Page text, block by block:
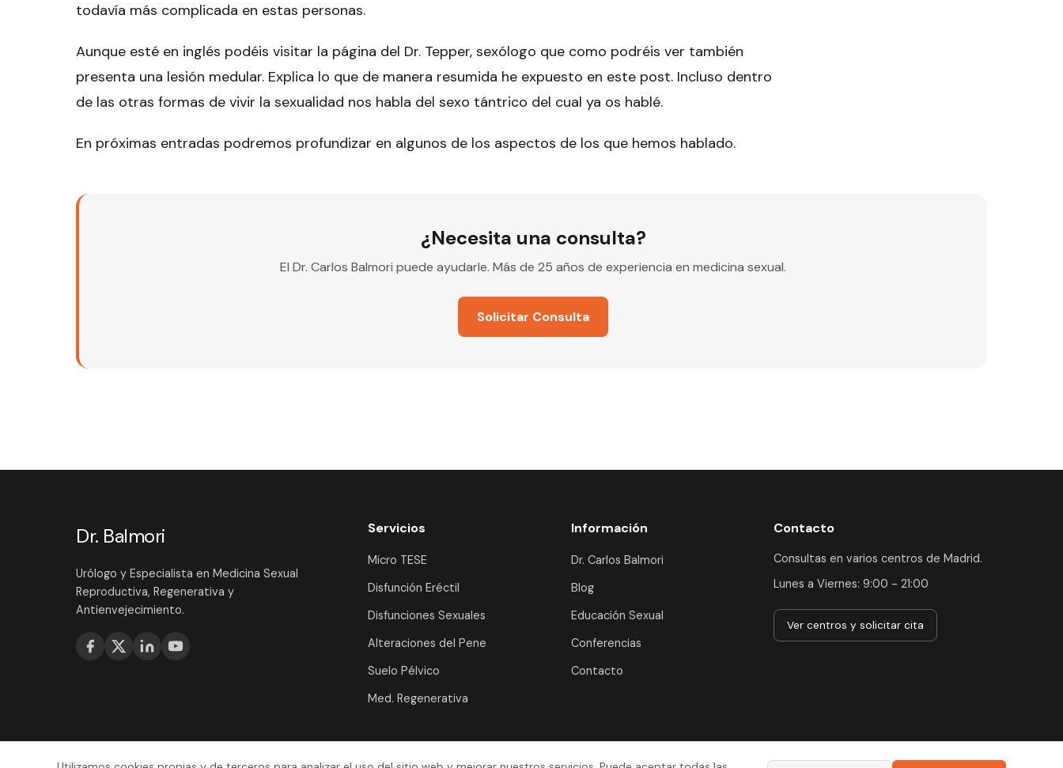
todavía más complicada en estas personas.
Aunque esté en inglés podéis visitar la página del Dr. Tepper, sexólogo que como podréis ver también
presenta una lesión medular. Explica lo que de manera resumida he expuesto en este post. Incluso dentro
de las otras formas de vivir la sexualidad nos habla del sexo tántrico del cual ya os hablé.
En próximas entradas podremos profundizar en algunos de los aspectos de los que hemos hablado.
¿Necesita una consulta?
El Dr. Carlos Balmori puede ayudarle. Más de 25 años de experiencia en medicina sexual.
Solicitar Consulta
Dr. Balmori
Urólogo y Especialista en Medicina Sexual
Reproductiva, Regenerativa y
Antienvejecimiento.
Servicios
Micro TESE
Disfunción Eréctil
Disfunciones Sexuales
Alteraciones del Pene
Suelo Pélvico
Med. Regenerativa
Información
Dr. Carlos Balmori
Blog
Educación Sexual
Conferencias
Contacto
Contacto
Consultas en varios centros de Madrid.
Lunes a Viernes: 9:00 - 21:00
Ver centros y solicitar cita